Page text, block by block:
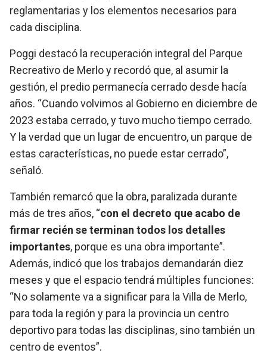
reglamentarias y los elementos necesarios para
cada disciplina.
Poggi destacó la recuperación integral del Parque
Recreativo de Merlo y recordó que, al asumir la
gestión, el predio permanecía cerrado desde hacía
años. “Cuando volvimos al Gobierno en diciembre de
2023 estaba cerrado, y tuvo mucho tiempo cerrado.
Y la verdad que un lugar de encuentro, un parque de
estas características, no puede estar cerrado”,
señaló.
También remarcó que la obra, paralizada durante
más de tres años, “con el decreto que acabo de
firmar recién se terminan todos los detalles
importantes, porque es una obra importante”.
Además, indicó que los trabajos demandarán diez
meses y que el espacio tendrá múltiples funciones:
“No solamente va a significar para la Villa de Merlo,
para toda la región y para la provincia un centro
deportivo para todas las disciplinas, sino también un
centro de eventos”.